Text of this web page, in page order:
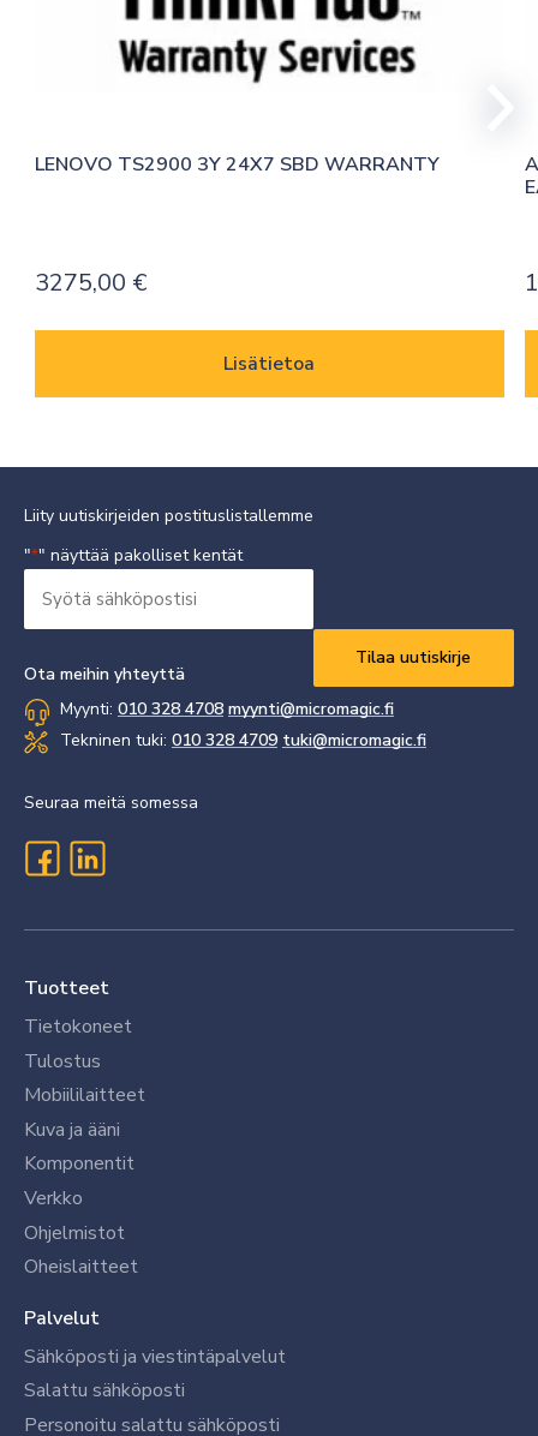
LENOVO TS2900 3Y 24X7 SBD WARRANTY
3275,00 €
Lisätietoa
Liity uutiskirjeiden postituslistallemme
"*" näyttää pakolliset kentät
sähköpostisi
Ota meihin yhteyttä
Myynti: 010 328 4708 myynti@micromagic.fi
Tekninen tuki: 010 328 4709 tuki@micromagic.fi
Seuraa meitä somessa
Tuotteet
Tietokoneet
Tulostus
Mobiililaitteet
Kuva ja ääni
Komponentit
Verkko
Ohjelmistot
Oheislaitteet
Palvelut
Sähköposti ja viestintäpalvelut
Salattu sähköposti
Personoitu salattu sähköposti